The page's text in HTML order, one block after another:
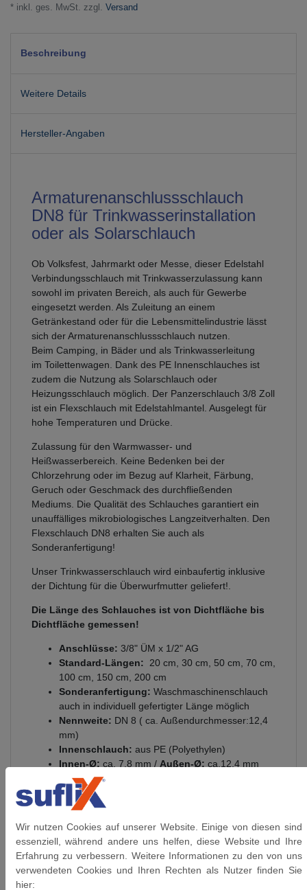
* inkl. ges. MwSt. zzgl. Versand
Beschreibung
Weitere Details
Hersteller-Angaben
Armaturenanschlussschlauch
DN8 für Trinkwasserinstallation
oder als Solarschlauch
Ob Volksfest, Jahrmarkt oder Messe, dieser Edelstahl
Verbindungsschlauch mit Trinkwasserzulassung kann
sowohl im privaten Bereich, als auch für Gewerbe
eingesetzt werden. Als Zuleitung an einem
Getränkestand oder für die Lebensmittelindustrie lässt
sich der Armaturenanschlussschlauch nutzen.
Beim Camping, in Bäder und als Trinkwasserleitung
im Toilettenwagen. Dank des PE Innenschlauches ist
zudem die Nutzung als Solarschlauch oder
Heizungsschlauch möglich. Der Panzerschlauch 3/8 Zoll
ist ein Flexschlauch mit Edelstahlmantel. Ausgelegt für
hohe Temperaturen und Drücke.
Zulassung für den Warmwasser- und
Heißwasserbereich. Keine Bedenken bei der
Chlorzehrung oder im Bezug auf Klarheit, Färbung,
Geruch oder Geschmack des durchfließenden
Mediums. Die Qualität des Schlauches garantiert ein
unauffälliges mikrobiologisches Langzeitverhalten. Den
Flexschlauch DN8 erhalten Sie auch als
Sonderanfertigung!
Unser Trinkwasserschlauch wird einbaufertig inklusive
der Dichtung für die Überwurfmutter geliefert!.
Die Länge des Schlauches ist von Dichtfläche bis
Dichtfläche gemessen!
Anschlüsse: 3/8" ÜM x 1/2" AG
Standard-Längen: 20 cm, 30 cm, 50 cm, 70 cm,
100 cm, 150 cm, 200 cm
Sonderanfertigung: Waschmaschinenschlauch
auch in individuell gefertigter Länge möglich
Nennweite: DN 8 ( ca. Außendurchmesser:12,4
mm)
Innenschlauch: aus PE (Polyethylen)
Innen-Ø: ca. 7,8 mm / Außen-Ø: ca.12,4 mm
Biegeradius:
Anschlüsse:
Umflechtung:
Presshülsen:
Edelstahl 1.4301
Gewinde:
flachdichtendem Gewinde DIN 228
(G-Gewinde)
Betriebsdruck:
bis 10 bar anwendbar
Wir nutzen Cookies auf unserer Website. Einige von diesen sind
essenziell, während andere uns helfen, diese Website und Ihre
Erfahrung zu verbessern. Weitere Informationen zu den von uns
verwendeten Cookies und Ihren Rechten als Nutzer finden Sie
hier: